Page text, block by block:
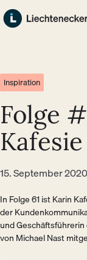
Zum Hauptinhalt
Zum Footer springen
Inspiration
Folge
Kafesie
15. September 2020
In Folge 61 ist Karin
der
und Geschäftsführerin
von Michael Nast